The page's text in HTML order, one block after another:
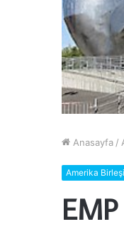
Anasayfa /
Amerika